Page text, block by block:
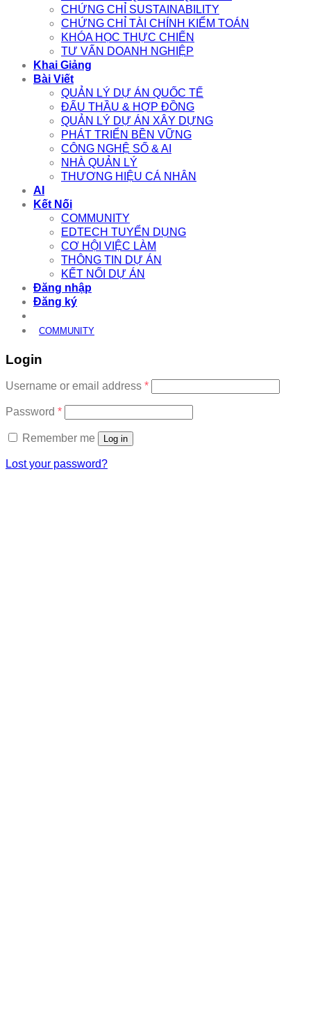
CHỨNG CHỈ SUSTAINABILITY
CHỨNG CHỈ TÀI CHÍNH KIỂM TOÁN
KHÓA HỌC THỰC CHIẾN
TƯ VẤN DOANH NGHIỆP
Khai Giảng
Bài Viết
QUẢN LÝ DỰ ÁN QUỐC TẾ
ĐẤU THẦU & HỢP ĐỒNG
QUẢN LÝ DỰ ÁN XÂY DỰNG
PHÁT TRIỂN BỀN VỮNG
CÔNG NGHỆ SỐ & AI
NHÀ QUẢN LÝ
THƯƠNG HIỆU CÁ NHÂN
AI
Kết Nối
COMMUNITY
EDTECH TUYỂN DỤNG
CƠ HỘI VIỆC LÀM
THÔNG TIN DỰ ÁN
KẾT NỐI DỰ ÁN
Đăng nhập
Đăng ký
COMMUNITY
Login
Username or email address *Required
Password *Required
Remember me Log in
Lost your password?